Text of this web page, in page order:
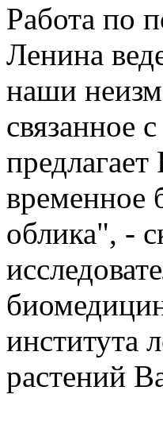
Работа по
Ленина
наши
связанное
временное
облика", -
института
растений